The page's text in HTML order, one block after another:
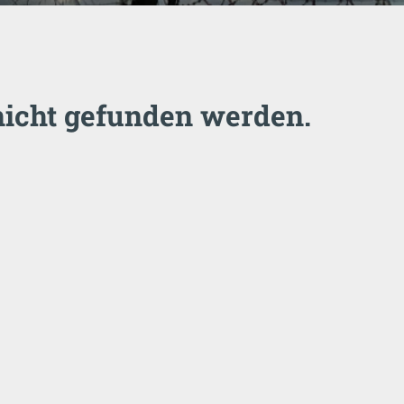
gefunden werden.